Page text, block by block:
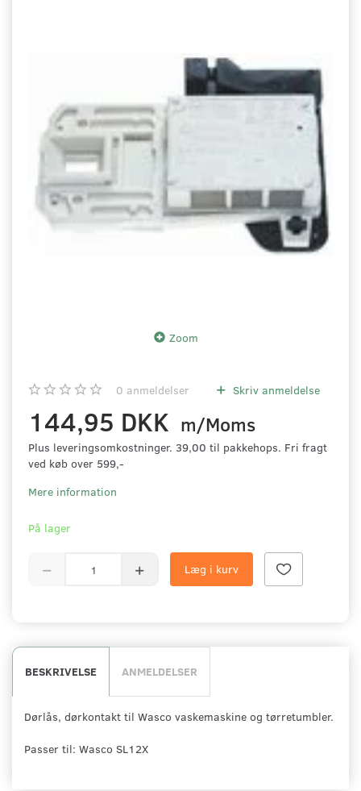
Zoom
0 anmeldelser Skriv anmeldelse
144,95 DKK m/Moms
Plus leveringsomkostninger. 39,00 til pakkehops. Fri fragt
ved køb over 599,-
Mere information
På lager
Læg i kurv
BESKRIVELSE ANMELDELSER
Dørlås, dørkontakt til Wasco vaskemaskine og tørretumbler.
Passer til: Wasco SL12X